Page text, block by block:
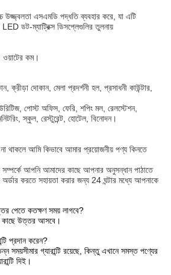
উজ্জ্বলতা এসএমডি পদ্ধতি ব্যবহার করে, যা এটি
ডট-ম্যাট্রিক্স ডিসপ্লেগুলির তুলনায়
ওয়াটের কম।
ক্রীড়া দোকান, মেলা প্রদর্শনী হল, প্রসাধনী কাউন্টার,
পোস্ট অফিস, ফেরি, শপিং মল, রেলস্টেশন,
স্কুল, রেস্টুরেন্ট, হোটেল, বিনোদন।
থাকলে আমি কিভাবে আমার প্রয়োজনীয় পণ্য কিনতে
আপনি আমাদের কাছে আপনার অনুসন্ধান পাঠাতে
করতে সহায়তা করার জন্য 24 ঘন্টার মধ্যে আপনাকে
পেতে কতক্ষণ সময় লাগবে?
কাছে উত্তর আসবে।
প্রদান করেন?
সময়সীমার গ্যারান্টি রয়েছে, কিন্তু এখানে সমস্ত পণ্যের
দিই।